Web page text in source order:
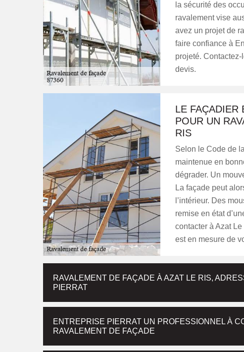
la sécurité des
ravalement vise
avez un projet de
faire confiance à
projeté.
devis.
LE FAÇADIER
POUR UN
RIS
Selon le Code de
maintenue en
dégrader. Un
La façade peut
l’intérieur. Des
remise en état
contacter à Azat
est en mesure de
RAVALEMENT DE FAÇADE À AZAT LE RIS,
PIERRAT
ENTREPRISE PIERRAT UN PROFESSIONNEL À
RAVALEMENT DE FAÇADE